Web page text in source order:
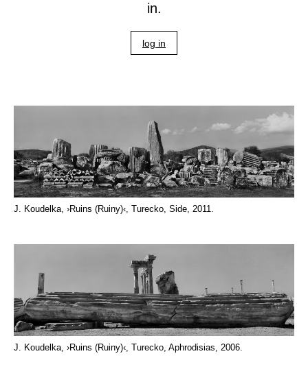
in.
log in
J. Koudelka, ›Ruins (Ruiny)‹, Turecko, Side, 2011.
J. Koudelka, ›Ruins (Ruiny)‹, Turecko, Aphrodisias, 2006.